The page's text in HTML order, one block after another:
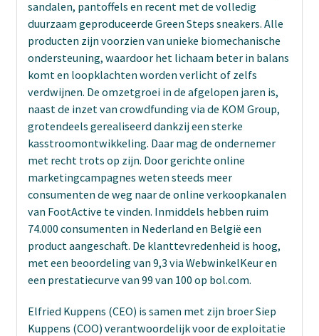
sandalen, pantoffels en recent met de volledig
duurzaam geproduceerde Green Steps sneakers. Alle
producten zijn voorzien van unieke biomechanische
ondersteuning, waardoor het lichaam beter in balans
komt en loopklachten worden verlicht of zelfs
verdwijnen. De omzetgroei in de afgelopen jaren is,
naast de inzet van crowdfunding via de KOM Group,
grotendeels gerealiseerd dankzij een sterke
kasstroomontwikkeling. Daar mag de ondernemer
met recht trots op zijn. Door gerichte online
marketingcampagnes weten steeds meer
consumenten de weg naar de online verkoopkanalen
van FootActive te vinden. Inmiddels hebben ruim
74.000 consumenten in Nederland en België een
product aangeschaft. De klanttevredenheid is hoog,
met een beoordeling van 9,3 via WebwinkelKeur en
een prestatiecurve van 99 van 100 op bol.com.
Elfried Kuppens (CEO) is samen met zijn broer Siep
Kuppens (COO) verantwoordelijk voor de exploitatie